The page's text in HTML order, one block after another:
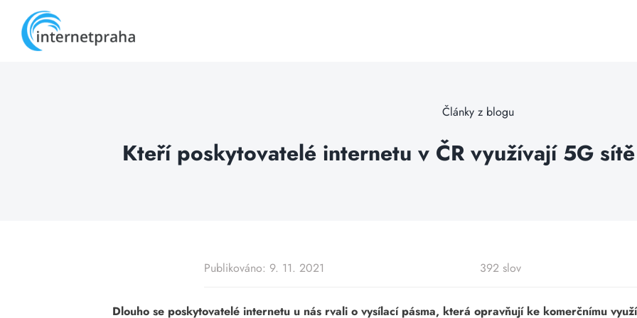
content
Články z blogu
Kteří poskytovatelé internetu v ČR využívají 5G
Publikováno: 9. 11. 2021 392 slov
Dlouho se poskytovatelé internetu u nás rvali o vysílací pásma, která opravňují ke komerčnímu